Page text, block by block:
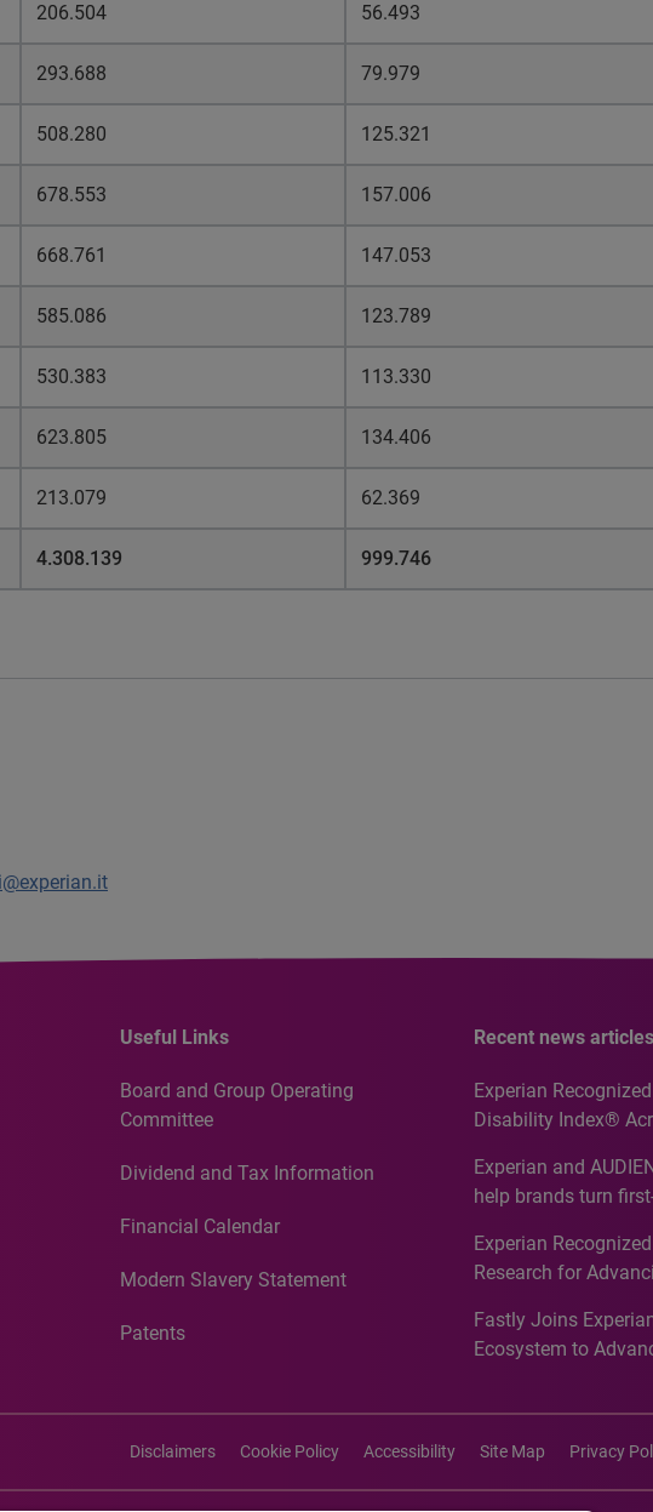
206.504 56.493
293.688 79.979
508.280 125.321
678.553 157.006
668.761 147.053
585.086 123.789
530.383 113.330
623.805 134.406
213.079 62.369
4.308.139 999.746
Useful Links
Board and Group Operating
Committee
Dividend and Tax Information
Financial Calendar
Modern Slavery Statement
Patents
Recent news articles
Experian
Disability Index®
Recognition for
Experian and
help brands turn
media activation
Experian
Research for
Analytics50 2026
Fastly Joins
Ecosystem to
Disclaimers Cookie Policy Accessibility Site Map Privacy